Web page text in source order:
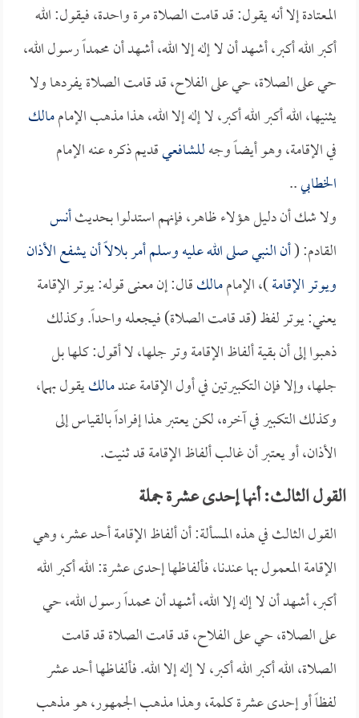
المعتادة إلا أنه يقول: قد قامت الصلاة مرة واحدة، فيقول: الله
أكبر الله أكبر، أشهد أن لا إله إلا الله، أشهد أن محمداً رسول الله،
حي على الصلاة، حي على الفلاح، قد قامت الصلاة يفردها ولا
يثنيها، الله أكبر الله أكبر، لا إله إلا الله، هذا مذهب الإماممالك
في الإقامة، وهو أيضاً وجهللشافعيقديم ذكره عنه الإمام
الخطابي..
ولا شك أن دليل هؤلاء ظاهر، فإنهم استدلوا بحديثأنس
القادم: (أن النبي صلى الله عليه وسلم أمربلالاًأن يشفع الأذان
ويوتر الإقامة)، الإماممالكقال: إن معنى قوله: يوتر الإقامة
يعني: يوتر لفظ (قد قامت الصلاة) فيجعله واحداً. وكذلك
ذهبوا إلى أن بقية ألفاظ الإقامة وتر جلها، لا أقول: كلها بل
جلها، وإلا فإن التكبيرتين في أول الإقامة عندمالكيقول بهما،
وكذلك التكبير في آخره، لكن يعتبر هذا إفراداً بالقياس إلى
الأذان، أو يعتبر أن غالب ألفاظ الإقامة قد ثنيت.
القول الثالث: أنها إحدى عشرة جملة
القول الثالث في هذه المسألة: أن ألفاظ الإقامة أحد عشر، وهي
الإقامة المعمول بها عندنا، فألفاظها إحدى عشرة: الله أكبر الله
أكبر، أشهد أن لا إله إلا الله، أشهد أن محمداً رسول الله، حي
على الصلاة، حي على الفلاح، قد قامت الصلاة قد قامت
الصلاة، الله أكبر الله أكبر، لا إله إلا الله. فألفاظها أحد عشر
لفظاً أو إحدى عشرة كلمة، وهذا مذهب الجمهور، هو مذهب